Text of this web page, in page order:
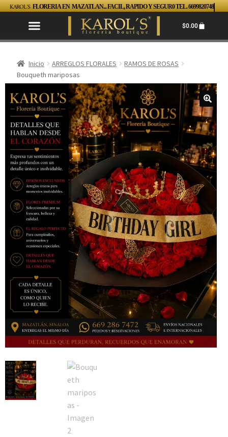
KAROL´S FLORERIA EN MAZATLAN... FACIL, RAPIDO Y SEGUR0 TEL. 6699820748
$0.00
Inicio ARREGLOS FLORALES
RAMOS DE ROSAS
Bouqueth mariposas